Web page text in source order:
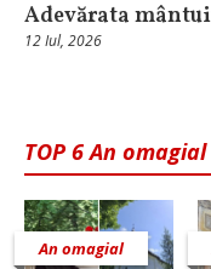
Adevărata
12 Iul, 2026
TOP 6 An omagial
An omagial